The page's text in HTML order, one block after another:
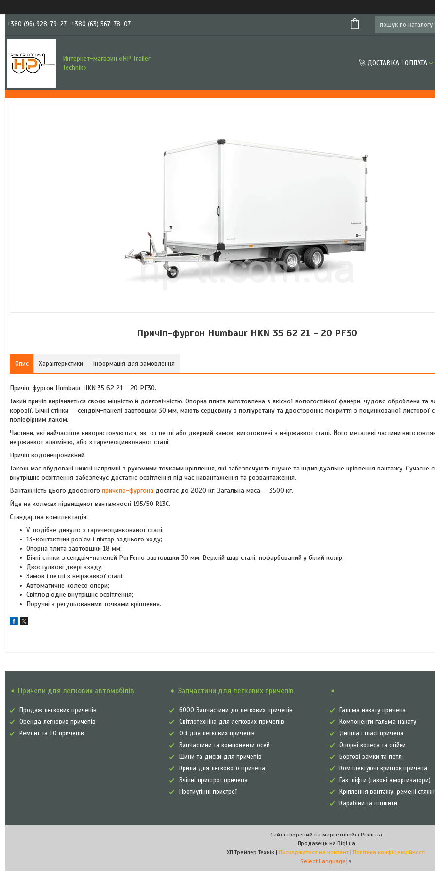
+380 (96) 928-79-27 +380 (63) 567-78-07
Интернет-магазин «HP Trailer
Technik»
🚀 ДОСТАВКА І ОПЛАТА
Причіп-фургон Humbaur HKN 35 62 21 - 20 PF30
Опис Характеристики Інформація для замовлення
Причіп-фургон Humbaur HKN 35 62 21 - 20 PF30.
Такий причіп вирізняється своєю міцністю й довговічністю. Опорна плита виготовлена з якісної вологостійкої фанери, чудово оброблена та
корозії. Бічні стінки — сендвіч-панелі завтовшки 30 мм, мають серцевину з поліуретану та двостороннє покриття з поцинкованої листової
поліефірним лаком.
Частини, які найчастіше використовуються, як-от петлі або дверний замок, виготовлені з неіржавкої сталі. Його металеві частини
неіржавкої алюмінію, або з гарячеоцинкованої сталі.
Причіп водонепроникний.
Також має вбудовані нижні напрямні з рухомими точками кріплення, які забезпечують гнучке та індивідуальне кріплення вантажу. Сучасне
внутрішнє освітлення забезпечує достатнє освітлення під час навантаження та розвантаження.
Вантажність цього двоосного причепа-фургона досягає до 2020 кг. Загальна маса — 3500 кг.
Йде на колесах підвищеної вантажності 195/50 R13C.
Стандартна комплектація:
V-подібне динуло з гарячеоцинкованої сталі;
13-контактний роз'єм і ліхтар заднього ходу;
Опорна плита завтовшки 18 мм;
Бічні стінки з сендвіч-панелей PurFerro завтовшки 30 мм. Верхній шар сталі, пофарбований у білий колір;
Двостулкові двері ззаду;
Замок і петлі з неіржавкої сталі;
Автоматичне колесо опори;
Світлодіодне внутрішнє освітлення;
Поручні з регульованими точками кріплення.
➧ Причепи для легкових автомобілів
Продаж легкових причепів
Оренда легкових причепів
Ремонт та ТО причепів
➧ Запчастини для легкових причепів
6000 Запчастини до легкових причепів
Світлотехніка для легкових причепів
Осі для легкових причепів
Запчастини та компоненти осей
Шини та диски для причепів
Крила для легкового причепа
Зчіпні пристрої причепа
Протиугінні пристрої
➧
Гальма накату причепа
Компоненти гальма накату
Дишла і шасі причепа
Опорні колеса та стійки
Бортові замки та петлі
Комплектуючі кришок причепа
Газ-ліфти (газові амортизатори)
Кріплення вантажу, ремені стяжні
Карабіни та шплінти
Сайт створений на маркетплейсі Prom.ua
Продавець на Bigl.ua
ХП Трейлер Технік | Поскаржитися на контент | Політика конфіденційності
Select Language ▼